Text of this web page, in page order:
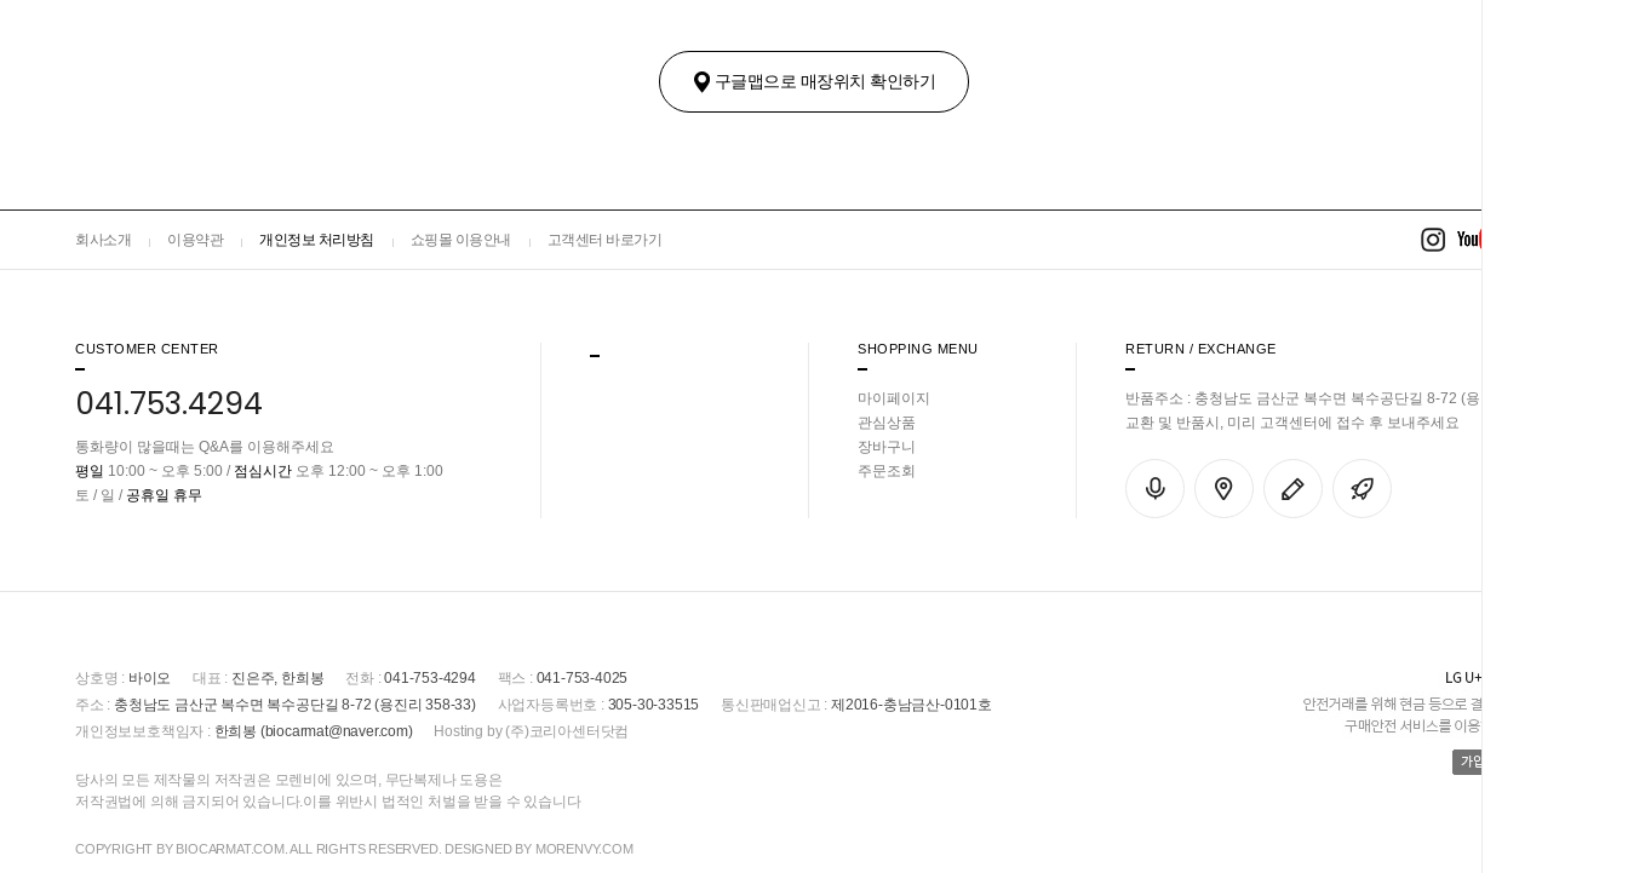
구글맵으로 매장위치 확인하기
회사소개 이용약관 개인정보 처리방침 쇼핑몰 이용안내 고객센터 바로가기
CUSTOMER CENTER
041.753.4294
통화량이 많을때는 Q&A를 이용해주세요
평일 10:00 ~ 오후 5:00 / 점심시간 오후 12:00 ~ 오후 1:00
토 / 일 / 공휴일 휴무
SHOPPING MENU
마이페이지
관심상품
장바구니
주문조회
RETURN / EXCHANGE
반품주소 : 충청남도 금산군 복수면 복수공단길 8-72 (용진리 358-33)
교환 및 반품시, 미리 고객센터에 접수 후 보내주세요
상호명 : 바이오 대표 : 진은주, 한희봉 전화 :041-753-4294 팩스 : 041-753-4025
주소 : 충청남도 금산군 복수면 복수공단길 8-72 (용진리 358-33) 사업자등록번호 : 305-30-33515 통신판매업신고 :제2016-충남금산-0101호
개인정보보호책임자 :한희봉 (biocarmat@naver.com) Hosting by (주)코리아센터닷컴
당사의 모든 제작물의 저작권은 모렌비에 있으며, 무단복제나 도용은
저작권법에 의해 금지되어 있습니다.이를 위반시 법적인 처벌을 받을 수 있습니다
COPYRIGHT BY BIOCARMAT.COM. ALL RIGHTS RESERVED. DESIGNED BY MORENVY.COM